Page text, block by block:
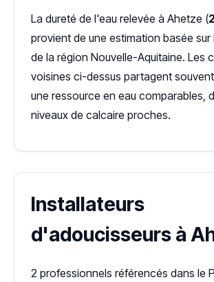
La dureté de l'eau relevée à Ahetze (
provient de une estimation basée sur
de la région Nouvelle-Aquitaine. Les
voisines ci-dessus partagent
une ressource en eau comparables,
niveaux de calcaire proches.
Installateurs
d'adoucisseurs à
2 professionnels référencés dans le